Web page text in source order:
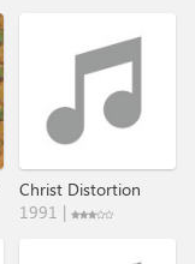
Christ Distortion
1991 |